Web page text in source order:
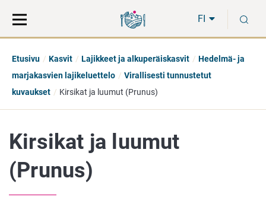
suoraan
sisältöön
koko
sivuston
FI
Etusivu Kasvit Lajikkeet ja alkuperäiskasvit
Hedelmä- ja
marjakasvien lajikeluettelo
Virallisesti tunnustetut
kuvaukset
Kirsikat ja luumut (Prunus)
Kirsikat ja luumut
(Prunus)